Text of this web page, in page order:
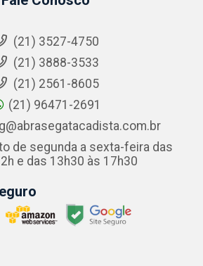
(21) 3527-4750
(21) 3888-3533
(21) 2561-8605
(21) 96471-2691
de segunda a sexta-feira das
e das 13h30 às 17h30